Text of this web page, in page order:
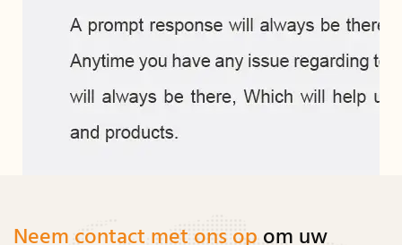
Neem contact met ons op om uw